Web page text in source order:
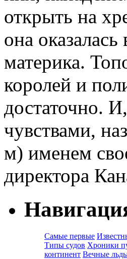
открыть на
она
материка.
королей и
достаточно.
чувствами,
м) именем
директора
Самые первые
Типы судов Хроники
континент Вечные